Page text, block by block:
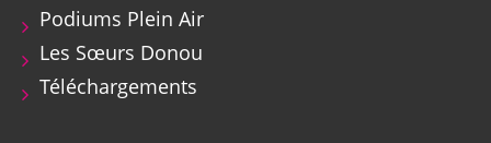
Podiums Plein Air
Les Sœurs Donou
Téléchargements